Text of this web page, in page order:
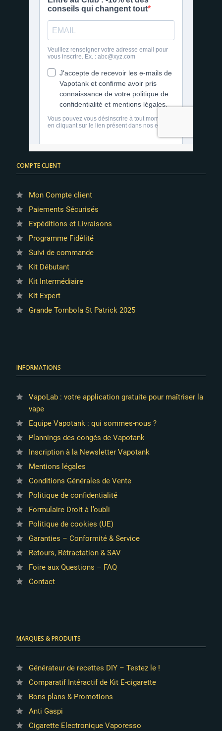
COMPTE CLIENT
Mon Compte client
Paiements Sécurisés
Expéditions et Livraisons
Programme Fidélité
Suivi de commande
Kit Débutant
Kit Intermédiaire
Kit Expert
Grande Tombola St Patrick 2025
INFORMATIONS
VapoLab : votre application gratuite pour maîtriser la
vape
Equipe Vapotank : qui sommes-nous ?
Plannings des congés de Vapotank
Inscription à la Newsletter Vapotank
Mentions légales
Conditions Générales de Vente
Politique de confidentialité
Formulaire Droit à l’oubli
Politique de cookies (UE)
Garanties – Conformité & Service
Retours, Rétractation & SAV
Foire aux Questions – FAQ
Contact
MARQUES & PRODUITS
Générateur de recettes DIY – Testez le !
Comparatif Intéractif de Kit E-cigarette
Bons plans & Promotions
Anti Gaspi
Cigarette Electronique Vaporesso